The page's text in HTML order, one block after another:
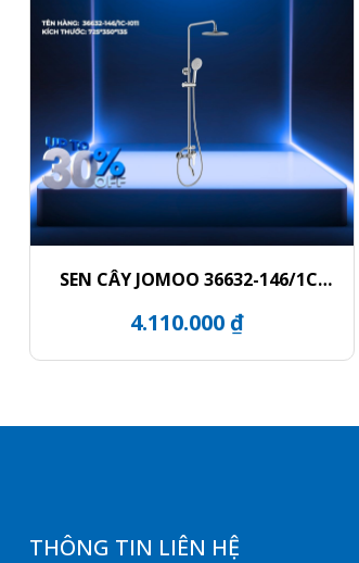
SEN CÂY JOMOO 36632-146/1C-
4.110.000 ₫
THÔNG TIN LIÊN HỆ